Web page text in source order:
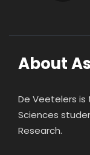
About
De Veetelers
Sciences
Research.